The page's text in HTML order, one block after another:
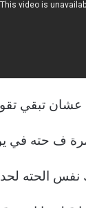
عشان تبقي
ف حته في
الحته لحد